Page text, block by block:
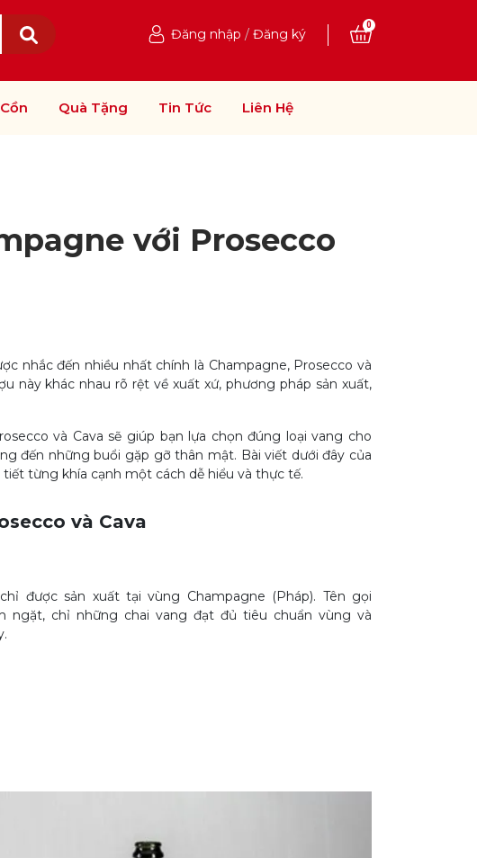
Đăng nhập / Đăng ký
0
Quà Tặng Tin Tức Liên Hệ
với Prosecco
nhắc đến nhiều nhất chính là Champagne, Prosecco và
này khác nhau rõ rệt về xuất xứ, phương pháp sản xuất,
và Cava sẽ giúp bạn lựa chọn đúng loại vang cho
đến những buổi gặp gỡ thân mật. Bài viết dưới đây của
tiết từng khía cạnh một cách dễ hiểu và thực tế.
và Cava
được sản xuất tại vùng Champagne (Pháp). Tên gọi
ngặt, chỉ những chai vang đạt đủ tiêu chuẩn vùng và